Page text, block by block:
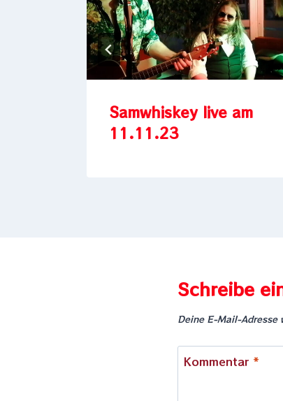
Samwhiskey live am
11.11.23
Schreibe
Deine E-Mail-
Kommentar *